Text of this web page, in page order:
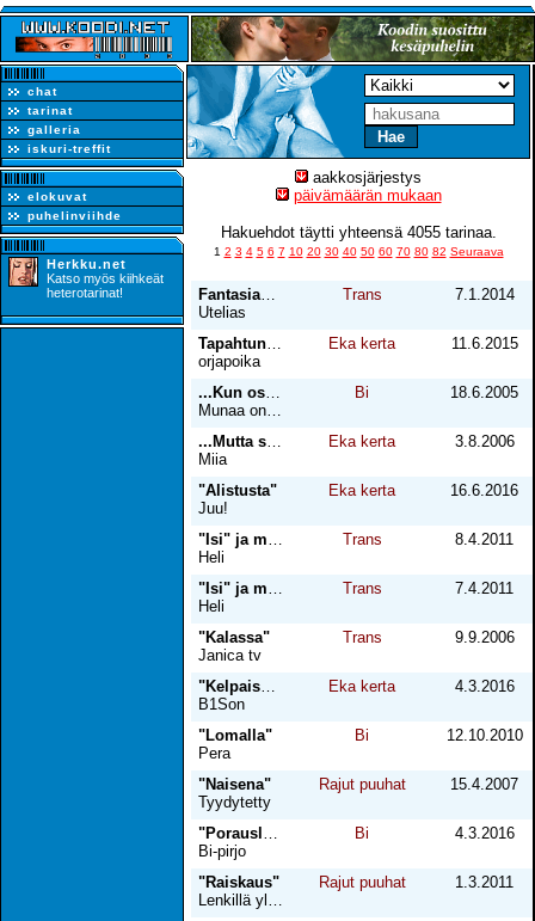
chat
tarinat
galleria
iskuri-treffit
elokuvat
puhelinviihde
Herkku.net
Katso myös kiihkeät
heterotarinat!
aakkosjärjestys
päivämäärän mukaan
Hakuehdot täytti yhteensä 4055 tarinaa.
1 2 3 4 5 6 7 10 20 30 40 50 60 70 80 82 Seuraava
Utelias
Trans 7.1.2014
orjapoika
Eka kerta 11.6.2015
Munaa on saatavana
Bi 18.6.2005
Miia
Eka kerta 3.8.2006
"Alistusta"
Juu!
Eka kerta 16.6.2016
Heli
Trans 8.4.2011
Heli
Trans 7.4.2011
"Kalassa"
Janica tv
Trans 9.9.2006
B1Son
Eka kerta 4.3.2016
"Lomalla"
Pera
Bi 12.10.2010
"Naisena"
Tyydytetty
Rajut puuhat 15.4.2007
Bi-pirjo
Bi 4.3.2016
"Raiskaus"
Lenkillä yllätetty
Rajut puuhat 1.3.2011